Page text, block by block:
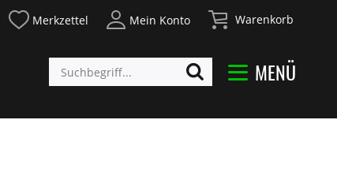
Merkzettel Mein Konto Warenkorb
MENÜ